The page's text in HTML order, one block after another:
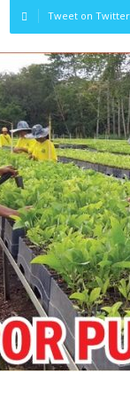
Tweet on Twitter